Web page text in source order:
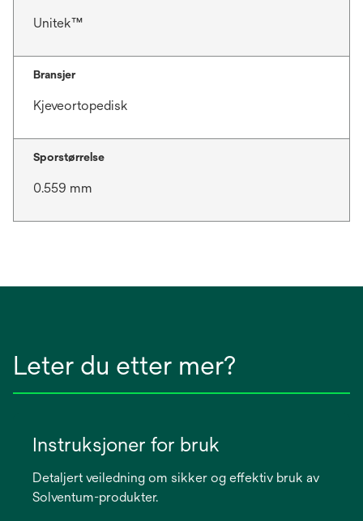
Unitek™
Bransjer
Kjeveortopedisk
Sporstørrelse
0.559 mm
Leter du etter mer?
Instruksjoner for bruk
Detaljert veiledning om sikker og effektiv bruk av
Solventum-produkter.